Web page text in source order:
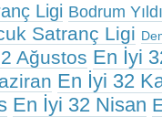
Ligi Bodrum
Satranç Ligi
Ağustos En İyi
En İyi 32
En İyi 32 Nisan